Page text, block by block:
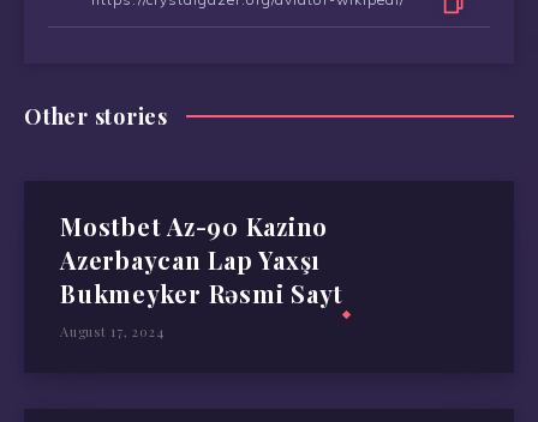
Other stories
Mostbet Az-90 Kazino
Azerbaycan Lap Yaxşı
Bukmeyker Rəsmi Sayt
August 17, 2024